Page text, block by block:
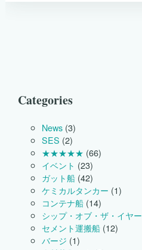
は
Categories
News (3)
SES (2)
★★★★★ (66)
イベント (23)
ガット船 (42)
ケミカルタンカー (1)
コンテナ船 (14)
シップ・オブ・ザ・イヤー
セメント運搬船 (12)
バージ (1)